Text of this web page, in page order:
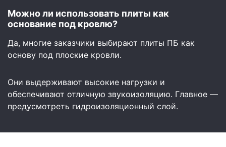
Можно ли использовать плиты как
основание под кровлю?
Да, многие заказчики выбирают плиты ПБ как
основу под плоские кровли.
Они выдерживают высокие нагрузки и
обеспечивают отличную звукоизоляцию. Главное —
предусмотреть гидроизоляционный слой.